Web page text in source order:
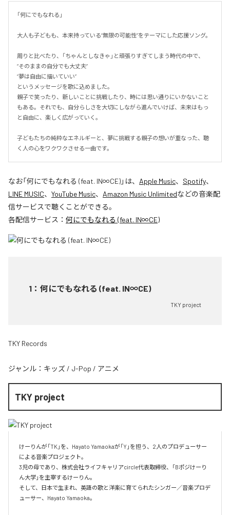
「何にでもなれる」
大人も子どもも、本来持っている“無限の可能性”をテーマにした応援ソング。
周りと比べたり、「ちゃんとしなきゃ」と頑張りすぎてしまう時代の中で、
“そのままの自分でも大丈夫”
“夢は自由に描いていい”
というメッセージを歌に込めました。
親子で笑ったり、新しいことに挑戦したり、時には思い通りにいかないこと
もある。それでも、自分らしさを大切にしながら進んでいけば、未来はもっ
と自由に、楽しく広がっていく。
子どもたちの純粋なエネルギーと、夢に挑戦する親子の想いが重なった、聴
く人の心をワクワクさせる一曲です。
なお「何にでもなれる (feat. IN∞CE)」は、 Apple Music、 Spotify、
LINE MUSIC、 YouTube Music、 Amazon Music Unlimitedなどの音楽配
信サービスで聴くことができる。
各配信サービス： 何にでもなれる (feat. IN∞CE)
1 ： 何にでもなれる (feat. IN∞CE)
TKY project
TKY Records
ジャンル： キッズ / J-Pop / アニメ
TKY project
けーりんが「TK」を、Hayato Yamaokaが「Y」を担う、2人のプロデューサー
による音楽プロジェクト。
3児の母であり、株式会社ライフキャリアcircle代表取締役、「Bポジけーり
ん大学」を主宰するけーりん。
そして、日本で生まれ、英語の歌と洋楽に育てられたシンガー／音楽プロデ
ューサー、Hayato Yamaoka。